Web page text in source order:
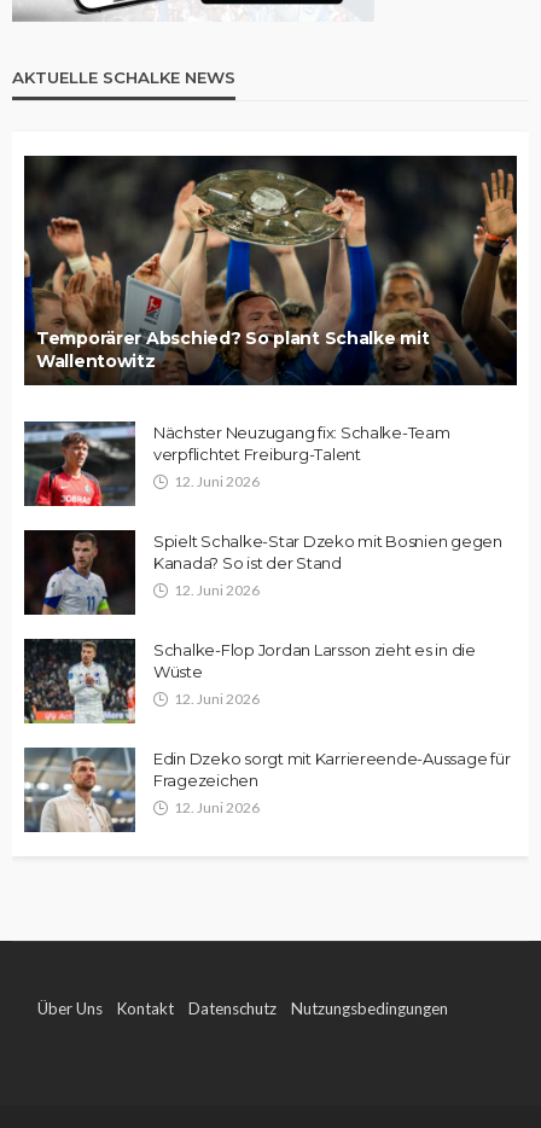
AKTUELLE SCHALKE NEWS
Temporärer Abschied? So plant Schalke mit
Wallentowitz
Nächster Neuzugang fix: Schalke-Team
verpflichtet Freiburg-Talent
12. Juni 2026
Spielt Schalke-Star Dzeko mit Bosnien gegen
Kanada? So ist der Stand
12. Juni 2026
Schalke-Flop Jordan Larsson zieht es in die
Wüste
12. Juni 2026
Edin Dzeko sorgt mit Karriereende-Aussage für
Fragezeichen
12. Juni 2026
Über Uns Kontakt Datenschutz Nutzungsbedingungen